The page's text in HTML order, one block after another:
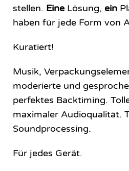
stellen. EineLösung, ein
haben für jede Form von
Kuratiert!
Musik,
moderierte und
perfektes Backtiming.
maximaler Audioqualität.
Soundprocessing.
Für jedes Gerät.